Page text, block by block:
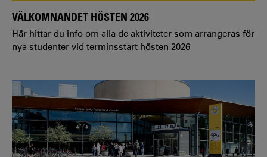
VÄLKOMNANDET HÖSTEN 2026
Här hittar du info om alla de aktiviteter som arrangeras för
nya studenter vid terminsstart hösten 2026